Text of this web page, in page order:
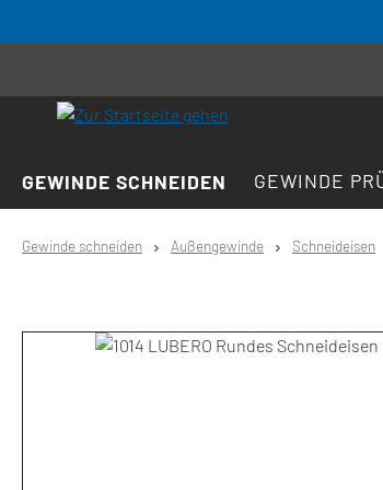
GEWINDE SCHNEIDEN GEWINDE
Gewinde schneiden Außengewinde Schneideisen
Bildergalerie überspringen